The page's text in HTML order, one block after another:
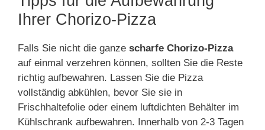
Ihrer Chorizo-Pizza
Falls Sie nicht die ganze scharfe Chorizo-Pizza
auf einmal verzehren können, sollten Sie die Reste
richtig aufbewahren. Lassen Sie die Pizza
vollständig abkühlen, bevor Sie sie in
Frischhaltefolie oder einem luftdichten Behälter im
Kühlschrank aufbewahren. Innerhalb von 2-3 Tagen